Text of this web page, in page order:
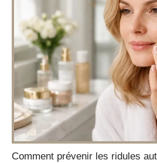
Comment prévenir les ridules